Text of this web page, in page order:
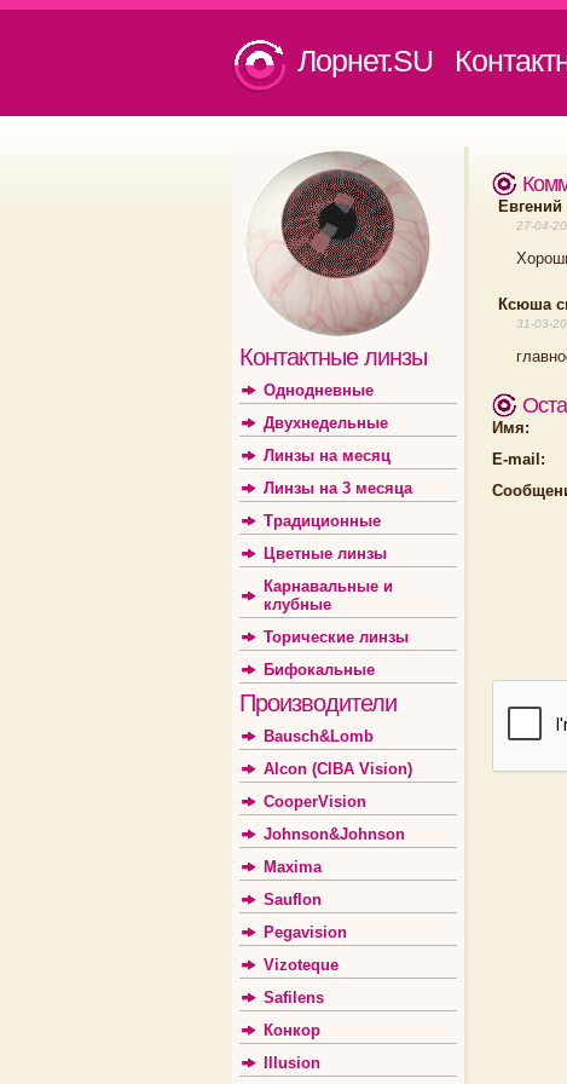
Лорнет.SU
Контактные линзы
Однодневные
Двухнедельные
Линзы на месяц
Линзы на 3 месяца
Традиционные
Цветные линзы
Карнавальные и
клубные
Торические линзы
Бифокальные
Производители
Bausch&Lomb
Alcon (CIBA Vision)
CooperVision
Johnson&Johnson
Maxima
Sauflon
Pegavision
Vizoteque
Safilens
Конкор
Illusion
Евгений
27-04-
Ксюша
31-03-
Имя:
E-mail: